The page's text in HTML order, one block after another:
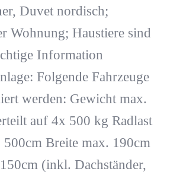
Duvet nordisch;
Wohnung; Haustiere sind
Information
Folgende Fahrzeuge
werden: Gewicht max.
auf 4x 500 kg Radlast
500cm Breite max. 190cm
(inkl. Dachständer,